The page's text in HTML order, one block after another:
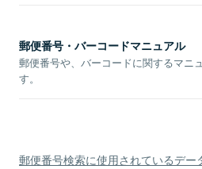
郵便番号・バーコードマニュアル
郵便番号や、バーコードに関するマニ
す。
郵便番号検索に使用されているデー